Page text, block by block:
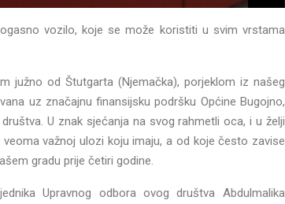
vozilo, koje se može koristiti u svim vrstama
južno od Štutgarta (Njemačka), porjeklom iz našeg
uz značajnu finansijsku podršku Općine Bugojno,
U znak sjećanja na svog rahmetli oca, i u želji
važnoj ulozi koju imaju, a od koje često zavise
gradu prije četiri godine.
Upravnog odbora ovog društva Abdulmalika